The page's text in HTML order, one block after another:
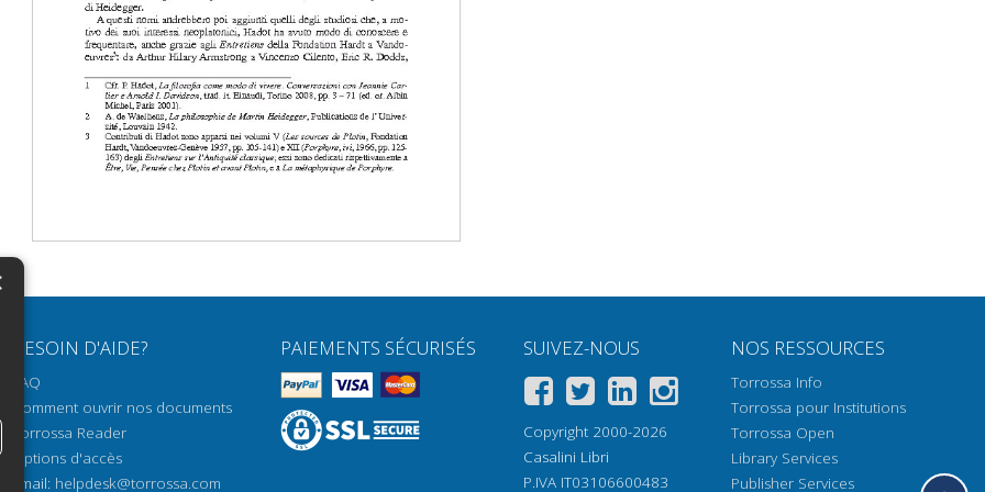
BESOIN D'AIDE?
FAQ
Comment ouvrir nos documents
Torrossa Reader
Options d'accès
Email: helpdesk@torrossa.com
PAIEMENTS SÉCURISÉS SUIVEZ-NOUS
Copyright 2000-2026
Casalini Libri
P.IVA IT03106600483
NOS RESSOURCES
Torrossa Info
Torrossa pour Institutions
Torrossa Open
Library Services
Publisher Services